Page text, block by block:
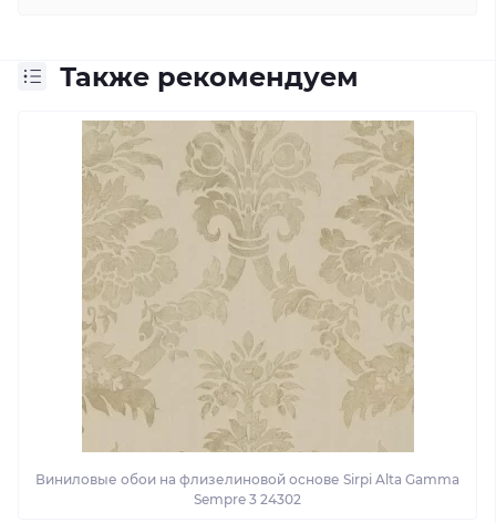
Также рекомендуем
Виниловые обои на флизелиновой основе Sirpi Alta Gamma
Sempre 3 24302